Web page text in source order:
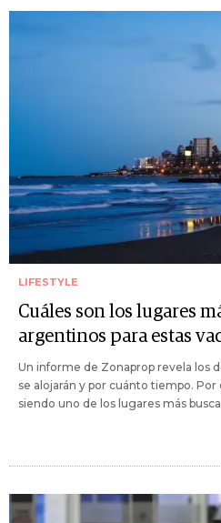
LIFESTYLE
Cuáles son los lugares
argentinos para estas
Un informe de Zonaprop revela los
se alojarán y por cuánto tiempo.
siendo uno de los lugares más